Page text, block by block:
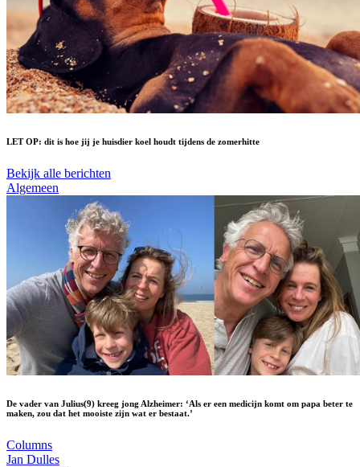
LET OP: dit is hoe jij je huisdier koel houdt tijdens de zomerhitte
Bekijk alle berichten
Algemeen
De vader van Julius(9) kreeg jong Alzheimer: ‘Als er een medicijn komt om papa beter te
maken, zou dat het mooiste zijn wat er bestaat.’
Columns
Jan Dulles